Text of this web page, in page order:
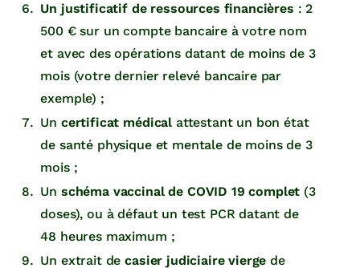
Un justificatif de ressources financières : 2
500 € sur un compte bancaire à votre nom
et avec des opérations datant de moins de 3
mois (votre dernier relevé bancaire par
exemple) ;
Un certificat médical attestant un bon état
de santé physique et mentale de moins de 3
mois ;
Un schéma vaccinal de COVID 19 complet (3
doses), ou à défaut un test PCR datant de
48 heures maximum ;
Un extrait decasier judiciaire vierge de